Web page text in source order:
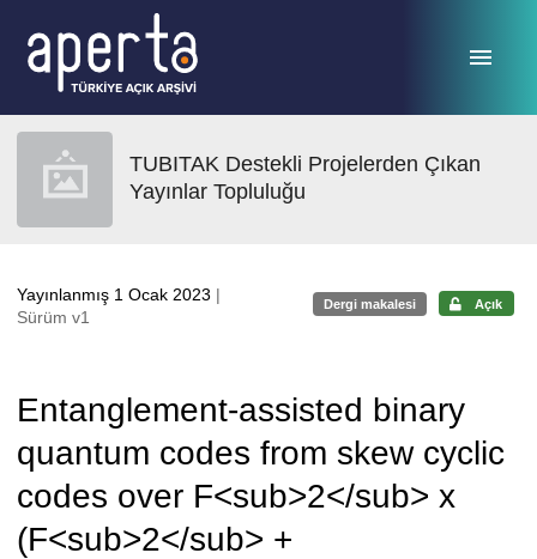
TUBITAK Destekli Projelerden Çıkan
Yayınlar Topluluğu
Yayınlanmış 1 Ocak 2023 |
Sürüm v1
Dergi makalesi Açık
Entanglement-assisted binary
quantum codes from skew cyclic
codes over F<sub>2</sub> x
(F<sub>2</sub> +